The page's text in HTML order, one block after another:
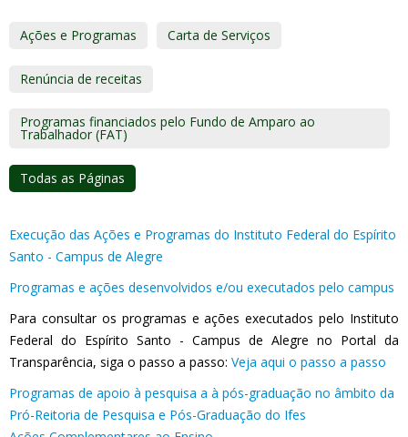
Ações e Programas Carta de Serviços
Renúncia de receitas
Programas financiados pelo Fundo de Amparo ao
Trabalhador (FAT)
Todas as Páginas
Execução das Ações e Programas do Instituto Federal do Espírito
Santo - Campus de Alegre
Programas e ações desenvolvidos e/ou executados pelo campus
Para consultar os programas e ações executados pelo Instituto
Federal do Espírito Santo - Campus de Alegre no Portal da
Transparência, siga o passo a passo: Veja aqui o passo a passo
Programas de apoio à pesquisa a à pós-graduação no âmbito da
Pró-Reitoria de Pesquisa e Pós-Graduação do Ifes